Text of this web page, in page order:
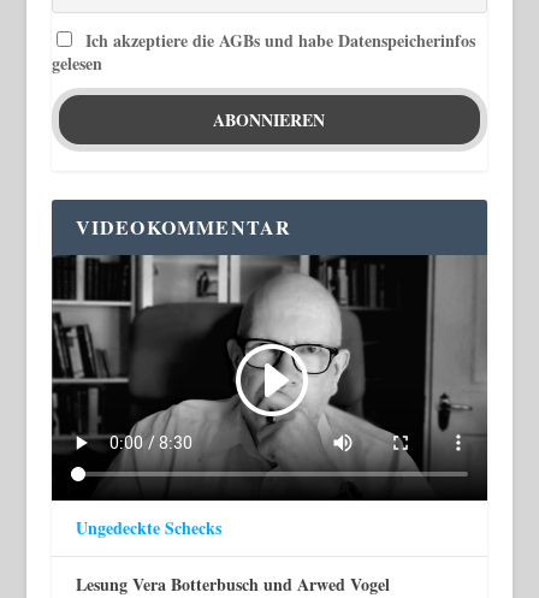
Ich akzeptiere die AGBs und habe Datenspeicherinfos
gelesen
VIDEOKOMMENTAR
Ungedeckte Schecks
Lesung Vera Botterbusch und Arwed Vogel